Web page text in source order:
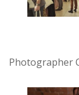
Photographer